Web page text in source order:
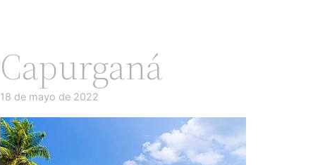
Capurganá
18 de mayo de 2022